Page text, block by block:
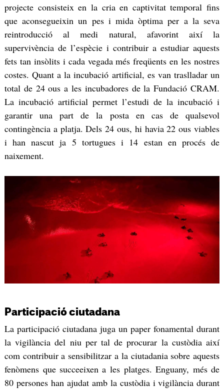
projecte consisteix en la cria en captivitat temporal fins
que aconsegueixin un pes i mida òptima per a la seva
reintroducció al medi natural, afavorint així la
supervivència de l’espècie i contribuir a estudiar aquests
fets tan insòlits i cada vegada més freqüents en les nostres
costes. Quant a la incubació artificial, es van traslladar un
total de 24 ous a les incubadores de la Fundació CRAM.
La incubació artificial permet l’estudi de la incubació i
garantir una part de la posta en cas de qualsevol
contingència a platja. Dels 24 ous, hi havia 22 ous viables
i han nascut ja 5 tortugues i 14 estan en procés de
naixement.
Participació ciutadana
La participació ciutadana juga un paper fonamental durant
la vigilància del niu per tal de procurar la custòdia així
com contribuir a sensibilitzar a la ciutadania sobre aquests
fenòmens que succeeixen a les platges. Enguany, més de
80 persones han ajudat amb la custòdia i vigilància durant